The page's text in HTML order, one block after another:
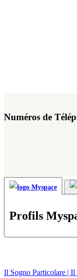
Numéros de
Profils
Il Sogno Particolare | Il